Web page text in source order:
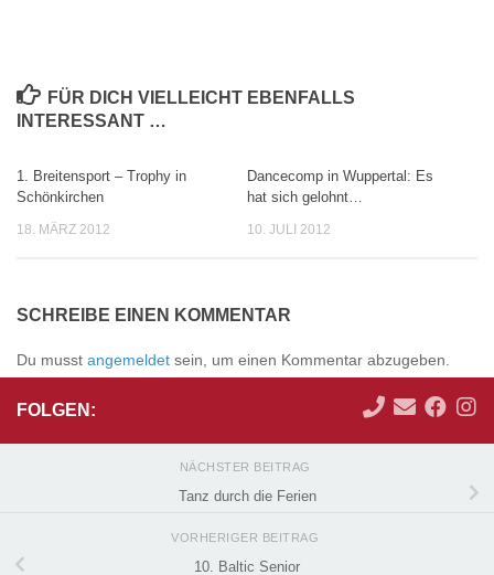
FÜR DICH VIELLEICHT EBENFALLS
INTERESSANT …
1. Breitensport – Trophy in
Schönkirchen
18. MÄRZ 2012
Dancecomp in Wuppertal: Es
hat sich gelohnt…
10. JULI 2012
SCHREIBE EINEN KOMMENTAR
Du musst angemeldet sein, um einen Kommentar abzugeben.
FOLGEN:
NÄCHSTER BEITRAG
Tanz durch die Ferien
VORHERIGER BEITRAG
10. Baltic Senior